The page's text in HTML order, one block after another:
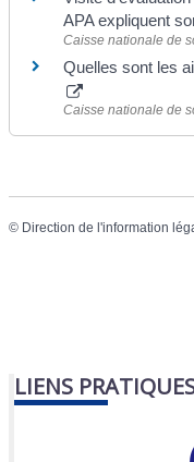
APA expliquent
Caisse nationale de
Quelles sont les
Caisse nationale de
© Direction de l'information
LIENS